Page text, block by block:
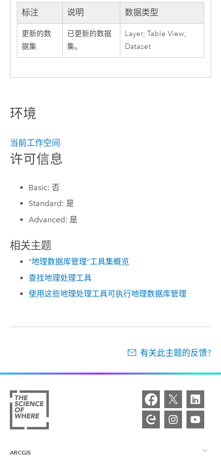
标注 说明 数据类型
更新的数
据集
已更新的数据
集。
Layer; Table View;
Dataset
环境
当前工作空间
许可信息
Basic: 否
Standard: 是
Advanced: 是
相关主题
“地理数据库管理”工具集概览
查找地理处理工具
使用这些地理处理工具可执行地理数据库管理
有关此主题的反馈?
ARCGIS